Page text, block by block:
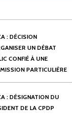
: DÉCISION
UN DÉBAT
CONFIÉ À UNE
PARTICULIÈRE
: DÉSIGNATION DU
DE LA CPDP